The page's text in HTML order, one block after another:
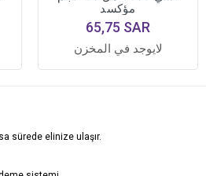
مؤكسد
65,75 SAR
لايوجد في المخزن
sürede elinize ulaşır.